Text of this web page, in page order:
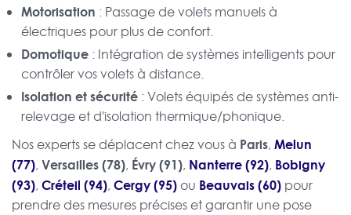
Motorisation : Passage de volets manuels à
électriques pour plus de confort.
Domotique : Intégration de systèmes intelligents pour
contrôler vos volets à distance.
Isolation et sécurité : Volets équipés de systèmes anti-
relevage et d'isolation thermique/phonique.
Nos experts se déplacent chez vous à Paris, Melun
(77), Versailles (78), Évry (91), Nanterre (92), Bobigny
(93), Créteil (94), Cergy (95)ou Beauvais (60) pour
prendre des mesures précises et garantir une pose